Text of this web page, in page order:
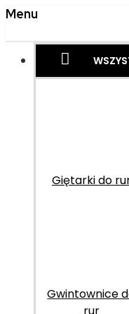
Menu
Giętarki do
Gwintownice
rur